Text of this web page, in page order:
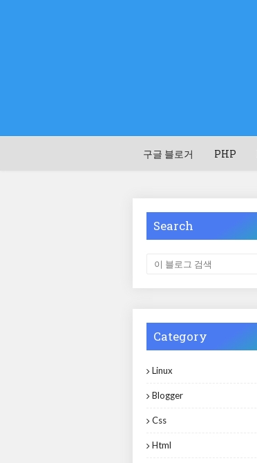
구글 블로거 PHP
Search
Category
Linux
Blogger
Css
Html